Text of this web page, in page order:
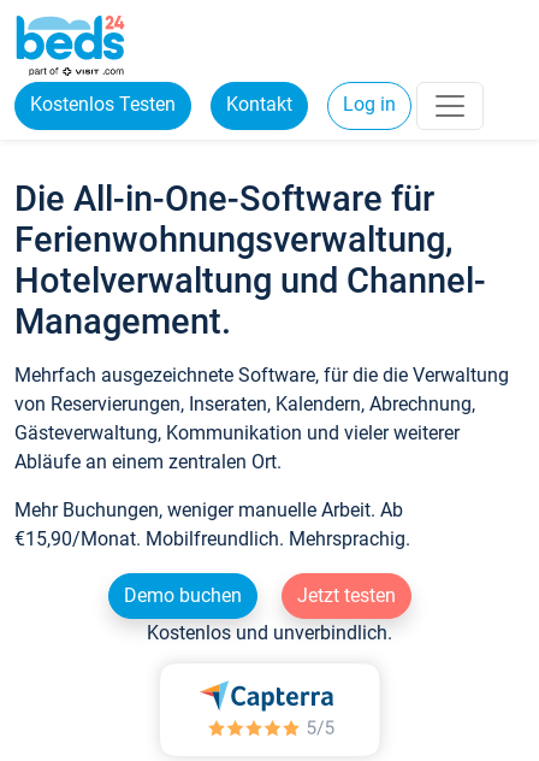
Kostenlos Testen Kontakt Log in
Die All-in-One-Software für
Ferienwohnungsverwaltung,
Hotelverwaltung und Channel-
Management.
Mehrfach ausgezeichnete Software, für die die Verwaltung
von Reservierungen, Inseraten, Kalendern, Abrechnung,
Gästeverwaltung, Kommunikation und vieler weiterer
Abläufe an einem zentralen Ort.
Mehr Buchungen, weniger manuelle Arbeit. Ab
€15,90/Monat. Mobilfreundlich. Mehrsprachig.
Demo buchen
Jetzt testen
Kostenlos und unverbindlich.